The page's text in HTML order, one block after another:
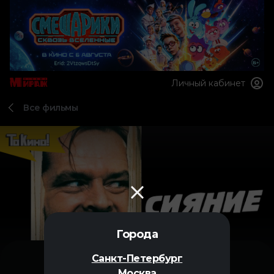
Города
Санкт-Петербург
Личный кабинет
Все фильмы